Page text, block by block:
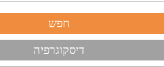
דיסקוגרפיה